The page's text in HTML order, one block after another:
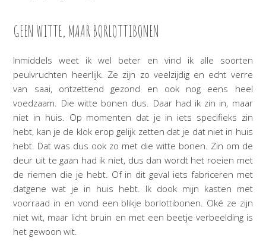
GEEN WITTE, MAAR BORLOTTIBONEN
Inmiddels weet ik wel beter en vind ik alle soorten
peulvruchten heerlijk. Ze zijn zo veelzijdig en echt verre
van saai, ontzettend gezond en ook nog eens heel
voedzaam. Die witte bonen dus. Daar had ik zin in, maar
niet in huis. Op momenten dat je in iets specifieks zin
hebt, kan je de klok erop gelijk zetten dat je dat niet in huis
hebt. Dat was dus ook zo met die witte bonen. Zin om de
deur uit te gaan had ik niet, dus dan wordt het roeien met
de riemen die je hebt. Of in dit geval iets fabriceren met
datgene wat je in huis hebt. Ik dook mijn kasten met
voorraad in en vond een blikje borlottibonen. Oké ze zijn
niet wit, maar licht bruin en met een beetje verbeelding is
het gewoon wit.